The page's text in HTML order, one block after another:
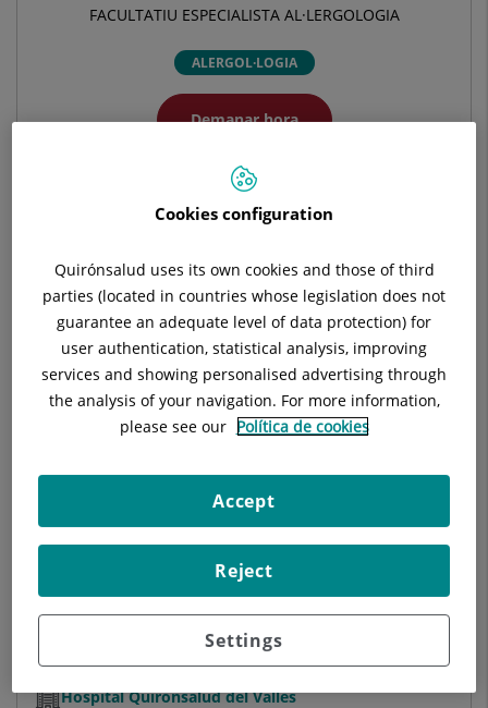
FACULTATIU ESPECIALISTA AL·LERGOLOGIA
ALERGOL·LOGIA
Demanar hora
Demana cita amb aquest professional en altres
Hospital Universitari General de Catalunya
C/ Pedro i Pons, 1
08190 Sant Cugat del Vallés Barcelona
935 656 000
Hospital Universitari Sagrat Cor
C/ Viladomat, 288
933 221 111
Hospital Quirónsalud del Vallès
Cookies configuration
Quirónsalud uses its own cookies and those of third
parties (located in countries whose legislation does not
guarantee an adequate level of data protection) for
user authentication, statistical analysis, improving
services and showing personalised advertising through
the analysis of your navigation. For more information,
please see our Política de cookies
Settings
Reject
Accept